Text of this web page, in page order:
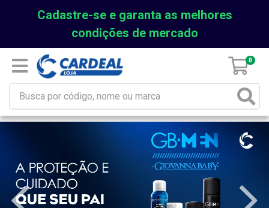
Cadastre-se e garanta as melhores
condições de mercado
0